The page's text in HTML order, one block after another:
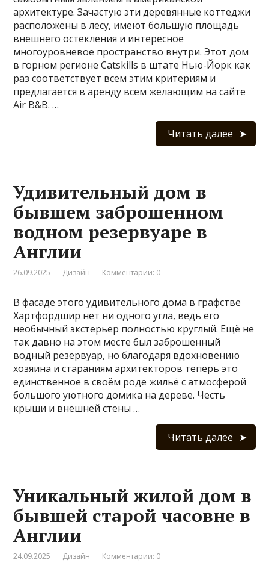
архитектуре. Зачастую эти деревянные коттеджи
расположены в лесу, имеют большую площадь
внешнего остекления и интересное
многоуровневое пространство внутри. Этот дом
в горном регионе Catskills в штате Нью-Йорк как
раз соответствует всем этим критериям и
предлагается в аренду всем желающим на сайте
Air B&B. …
Читать далее
Удивительный дом в
бывшем заброшенном
водном резервуаре в
Англии
26.09.2025 Дизайн Комментарии: 0
В фасаде этого удивительного дома в графстве
Хартфордшир нет ни одного угла, ведь его
необычный экстерьер полностью круглый. Ещё не
так давно на этом месте был заброшенный
водный резервуар, но благодаря вдохновению
хозяина и стараниям архитекторов теперь это
единственное в своём роде жильё с атмосферой
большого уютного домика на дереве. Честь
крыши и внешней стены …
Читать далее
Уникальный жилой дом в
бывшей старой часовне в
Англии
24.09.2025 Дизайн Комментарии: 0